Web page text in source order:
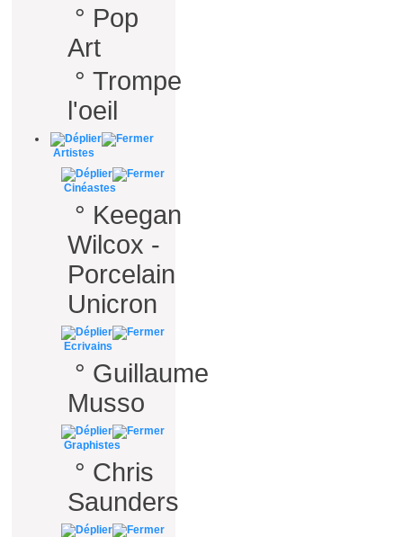
° Pop
Art
° Trompe
l'oeil
Artistes
Cinéastes
° Keegan
Wilcox -
Porcelain
Unicron
Ecrivains
° Guillaume
Musso
Graphistes
° Chris
Saunders